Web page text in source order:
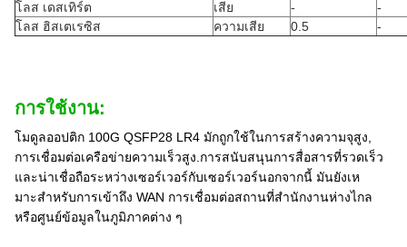
โลส เดสเทิร์ต
เสีย -
-
โลส ฮิสเตเรซิส
ความเสีย 0.5 -
การใช้งาน:
โมดูลออปติก 100G QSFP28 LR4 มักถูกใช้ในการสร้างความจุสูง,
การเชื่อมต่อเครือข่ายความเร็วสูง.การสนับสนุนการสื่อสารที่รวดเร็ว
และน่าเชื่อถือระหว่างเซอร์เวอร์กับเซอร์เวอร์นอกจากนี้ มันยังเห
มาะสําหรับการเข้าถึง WAN การเชื่อมต่อสถานที่สํานักงานห่างไกล
หรือศูนย์ข้อมูลในภูมิภาคต่าง ๆ